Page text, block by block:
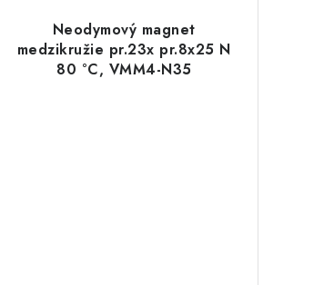
Neodymový magnet
medzikružie pr.23x pr.8x25 N
80 °C, VMM4-N35